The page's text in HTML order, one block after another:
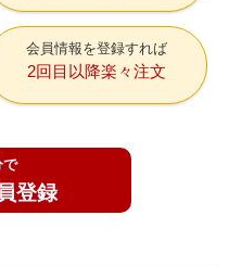
会員情報を登録すれば
2回目以降楽々注文
で
登録